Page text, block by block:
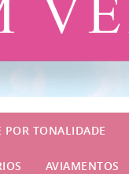
POR TONALIDADE
AVIAMENTOS